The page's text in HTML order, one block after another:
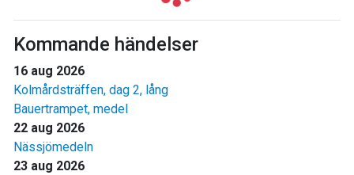
Kommande händelser
16 aug 2026
Kolmårdsträffen, dag 2, lång
Bauertrampet, medel
22 aug 2026
Nässjömedeln
23 aug 2026